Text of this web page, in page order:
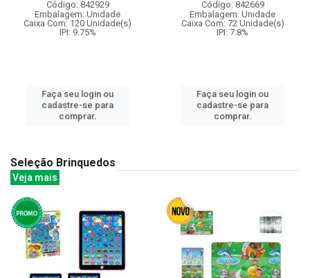
Código: 842929
Embalagem: Unidade
Caixa Com: 120 Unidade(s)
IPI: 9.75%
Faça seu login ou
cadastre-se para
comprar.
Código: 842669
Embalagem: Unidade
Caixa Com: 72 Unidade(s)
IPI: 7.8%
Faça seu login ou
cadastre-se para
comprar.
Seleção Brinquedos
Veja mais